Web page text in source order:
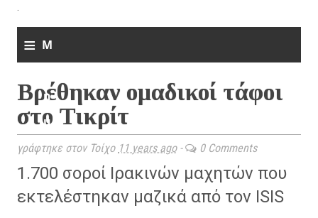
.
≡ M
n
u
Βρέθηκαν ομαδικοί τάφοι
στο Τικρίτ
γράφτηκε στον Τοίχο 11 years ago- 0 Comments
1.700 σοροί Ιρακινών μαχητών που
εκτελέστηκαν μαζικά από τον ISIS